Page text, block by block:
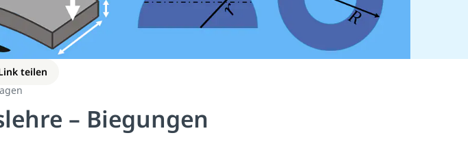
teilen
– Biegungen